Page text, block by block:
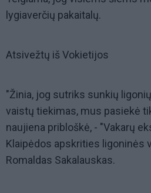
lygiaverčių pakaitalų.
Atsivežtų iš Vokietijos
"Žinia, jog sutriks sunkių
vaistų tiekimas, mus pasiekė
naujiena pribloškė, - "Vakarų
Klaipėdos apskrities ligoninės
Romaldas Sakalauskas.